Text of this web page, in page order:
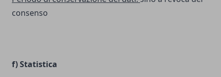
consenso
f) Statistica